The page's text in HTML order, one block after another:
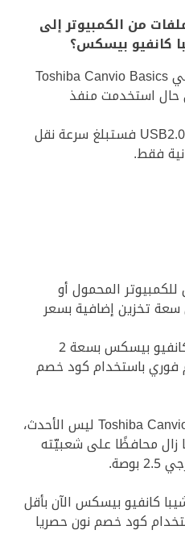
من الكمبيوتر إلى
كانفيو بيسكس؟
تبلغ سرعة نقل الملفات في Toshiba Canvio Basics
حال استخدمت منفذ
أمّا في حال استخدمت منفذ USB2.0 فستبلغ سرعة نقل
المحمول أو
سعة تخزين إضافية بسعر
محرك أقراص خارجي توشيبا كانفيو بيسكس بسعة 2
فوري باستخدام كود خصم
محرك اقراص متنقل Toshiba Canvio Basics ليس الأحدث،
زال محافظًا على شعبيّته
كانفيو بيسكس الآن بأقل
كود خصم نون حصريا